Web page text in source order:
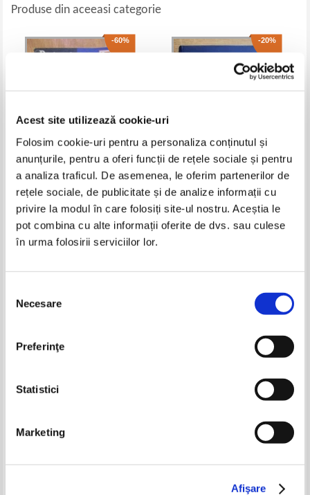
Acest site utilizează cookie-uri
Folosim cookie-uri pentru a personaliza conținutul și
anunțurile, pentru a oferi funcții de rețele sociale și pentru
a analiza traficul. De asemenea, le oferim partenerilor de
rețele sociale, de publicitate și de analize informații cu
privire la modul în care folosiți site-ul nostru. Aceștia le
pot combina cu alte informații oferite de dvs. sau culese
în urma folosirii serviciilor lor.
consimțământului
Necesare
Preferinţe
Statistici
Marketing
Afişare
Produse din aceeasi categorie
-60%
Bert Rurup - Dictionar German-
Roman al economiei de piata
Pret: 19,00Lei 7,60 Lei
Adaugă în coș
-20%
Sergiu Tamas - Dictionar politic.
Institutiile democratiei si cultura
civica
Pret:13,00Lei 10,40 Lei
Adaugă în coș
-60%
roman. Mici dictionare de
Adaugă în coș
-60%
L'opera. Dictionnaire
chronologique de 1597 a nos
Adaugă în coș